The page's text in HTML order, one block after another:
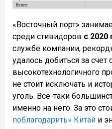
«Восточный порт»
среди стивидоров с 2020
службе компании,
удалось добиться за
высокотехнологичного
не стоит исключать и
уголь. Все-таки
именно на него. За это
поблагодарить» Китай и